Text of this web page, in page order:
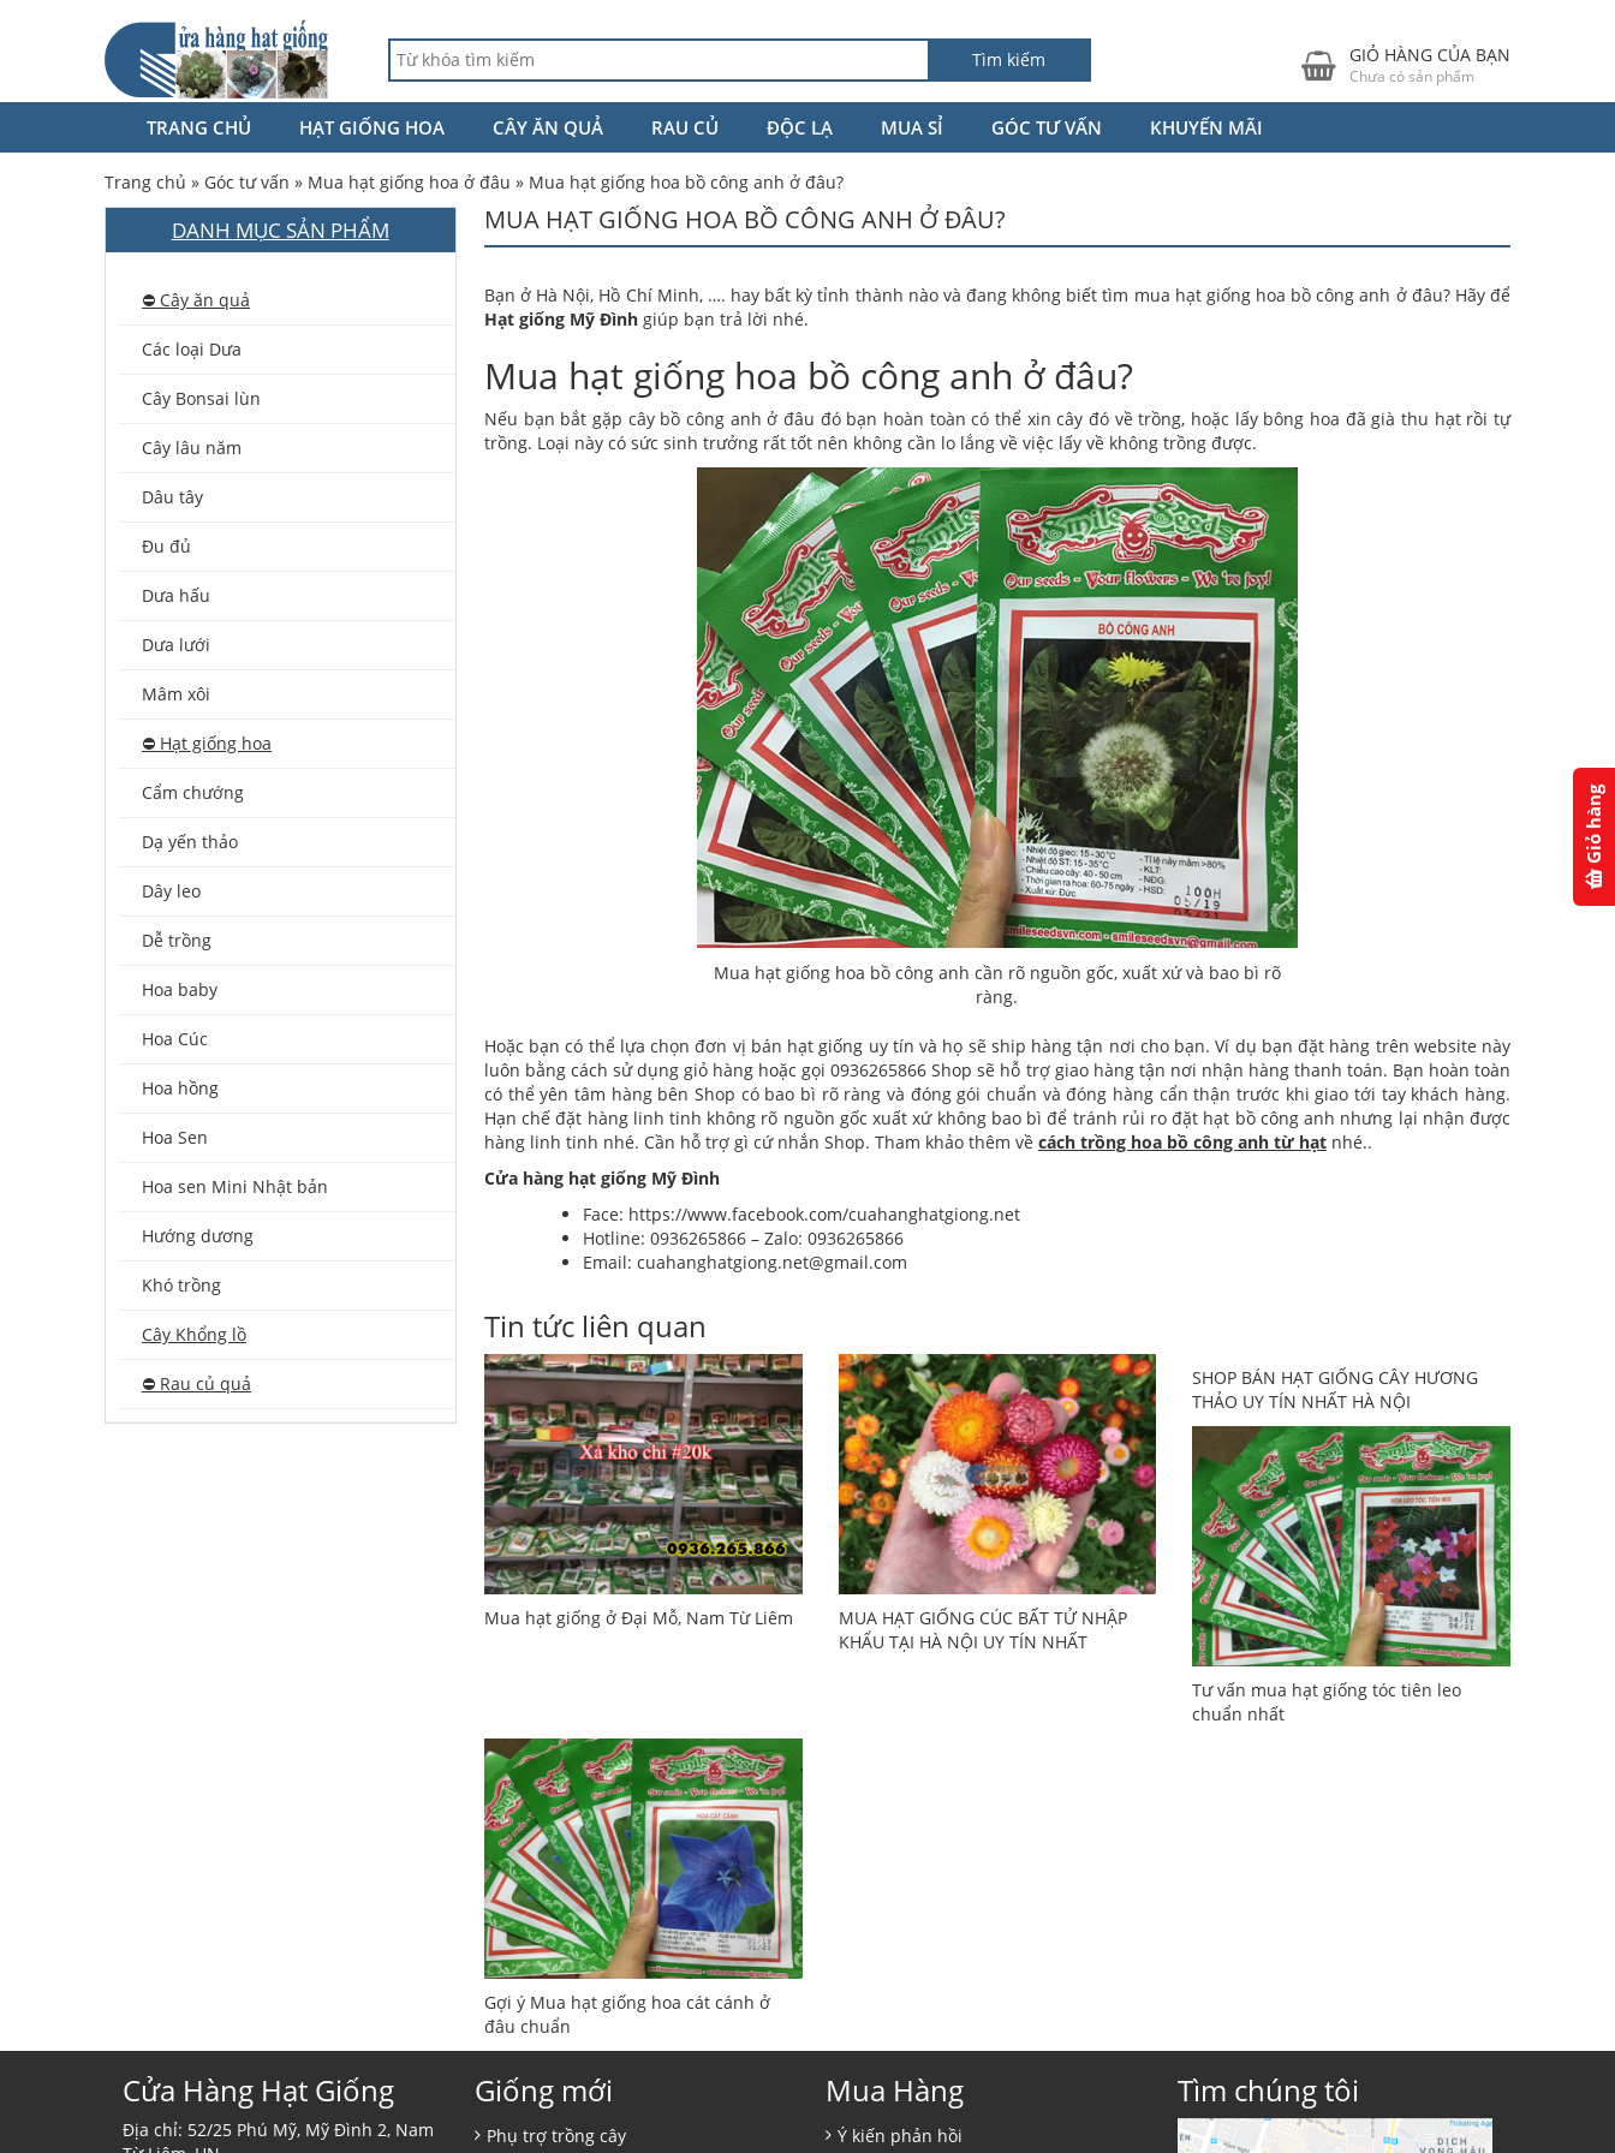
Tìm kiếm GIỎ HÀNG CỦA BẠN
Chưa có sản phẩm
TRANG CHỦ HẠT GIỐNG HOA CÂY ĂN QUẢ RAU CỦ ĐỘC LẠ MUA SỈ GÓC TƯ VẤN KHUYẾN MÃI
Trang chủ » Góc tư vấn » Mua hạt giống hoa ở đâu » Mua hạt giống hoa bồ công anh ở đâu?
MUA HẠT GIỐNG HOA BỒ CÔNG ANH Ở ĐÂU?
Bạn ở Hà Nội, Hồ Chí Minh, …. hay bất kỳ tỉnh thành nào và đang không biết tìm mua hạt giống hoa bồ công anh ở đâu? Hãy để
Hạt giống Mỹ Đìnhgiúp bạn trả lời nhé.
Mua hạt giống hoa bồ công anh ở đâu?
Nếu bạn bắt gặp cây bồ công anh ở đâu đó bạn hoàn toàn có thể xin cây đó về trồng, hoặc lấy bông hoa đã già thu hạt rồi tự
trồng. Loại này có sức sinh trưởng rất tốt nên không cần lo lắng về việc lấy về không trồng được.
Mua hạt giống hoa bồ công anh cần rõ nguồn gốc, xuất xứ và bao bì rõ
ràng.
Hoặc bạn có thể lựa chọn đơn vị bán hạt giống uy tín và họ sẽ ship hàng tận nơi cho bạn. Ví dụ bạn đặt hàng trên website này
luôn bằng cách sử dụng giỏ hàng hoặc gọi0936265866 Shop sẽ hỗ trợ giao hàng tận nơi nhận hàng thanh toán. Bạn hoàn toàn
có thể yên tâm hàng bên Shop có bao bì rõ ràng và đóng gói chuẩn và đóng hàng cẩn thận trước khi giao tới tay khách hàng.
Hạn chế đặt hàng linh tinh không rõ nguồn gốc xuất xứ không bao bì để tránh rủi ro đặt hạt bồ công anh nhưng lại nhận được
hàng linh tinh nhé. Cần hỗ trợ gì cứ nhắn Shop. Tham khảo thêm về cách trồng hoa bồ công anh từ hạtnhé..
Cửa hàng hạt giống Mỹ Đình
Face: https://www.facebook.com/cuahanghatgiong.net
Hotline: 0936265866 – Zalo: 0936265866
Email: cuahanghatgiong.net@gmail.com
Tin tức liên quan
Mua hạt giống ở Đại Mỗ, Nam Từ Liêm
MUA HẠT GIỐNG CÚC BẤT TỬ NHẬP
KHẨU TẠI HÀ NỘI UY TÍN NHẤT
SHOP BÁN HẠT GIỐNG CÂY HƯƠNG
THẢO UY TÍN NHẤT HÀ NỘI
Tư vấn mua hạt giống tóc tiên leo
chuẩn nhất
Gợi ý Mua hạt giống hoa cát cánh ở
đâu chuẩn
DANH MỤC SẢN PHẨM
⛔️ Cây ăn quả
Các loại Dưa
Cây Bonsai lùn
Cây lâu năm
Dâu tây
Đu đủ
Dưa hấu
Dưa lưới
Mâm xôi
⛔️ Hạt giống hoa
Cẩm chướng
Dạ yến thảo
Dây leo
Dễ trồng
Hoa baby
Hoa Cúc
Hoa hồng
Hoa Sen
Hoa sen Mini Nhật bản
Hướng dương
Khó trồng
Cây Khổng lồ
⛔️ Rau củ quả
Cửa Hàng Hạt Giống
Địa chỉ: 52/25 Phú Mỹ, Mỹ Đình 2, Nam
Giống mới
Phụ trợ trồng cây
Mua Hàng
Ý kiến phản hồi
Tìm chúng tôi
Giỏ hàng